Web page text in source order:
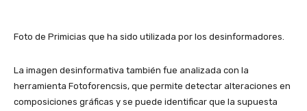
Foto de Primicias que ha sido utilizada por los desinformadores.
La imagen desinformativa también fue analizada con la
herramienta Fotoforencsis, que permite detectar alteraciones en
composiciones gráficas y se puede identificar que la supuesta